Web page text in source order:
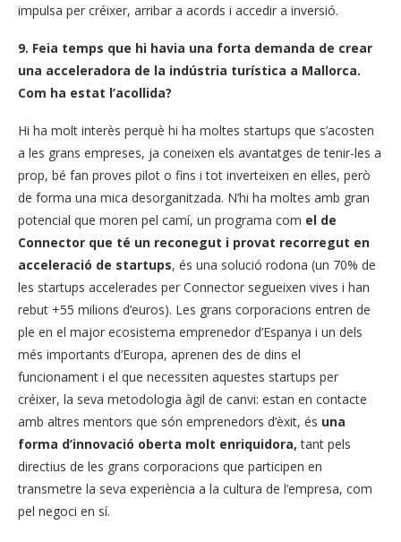
impulsa per créixer, arribar a acords i accedir a inversió.
9. Feia temps que hi havia una forta demanda de crear
una acceleradora de la indústria turística a Mallorca.
Com ha estat l’acollida?
Hi ha molt interès perquè hi ha moltes startups que s’acosten
a les grans empreses, ja coneixen els avantatges de tenir-les a
prop, bé fan proves pilot o fins i tot inverteixen en elles, però
de forma una mica desorganitzada. N’hi ha moltes amb gran
potencial que moren pel camí, un programa com el de
Connector que té un reconegut i provat recorregut en
acceleració de startups, és una solució rodona (un 70% de
les startups accelerades per Connector segueixen vives i han
rebut +55 milions d’euros). Les grans corporacions entren de
ple en el major ecosistema emprenedor d’Espanya i un dels
més importants d’Europa, aprenen des de dins el
funcionament i el que necessiten aquestes startups per
créixer, la seva metodologia àgil de canvi: estan en contacte
amb altres mentors que són emprenedors d’èxit, és una
forma d’innovació oberta molt enriquidora, tant pels
directius de les grans corporacions que participen en
transmetre la seva experiència a la cultura de l’empresa, com
pel negoci en sí.